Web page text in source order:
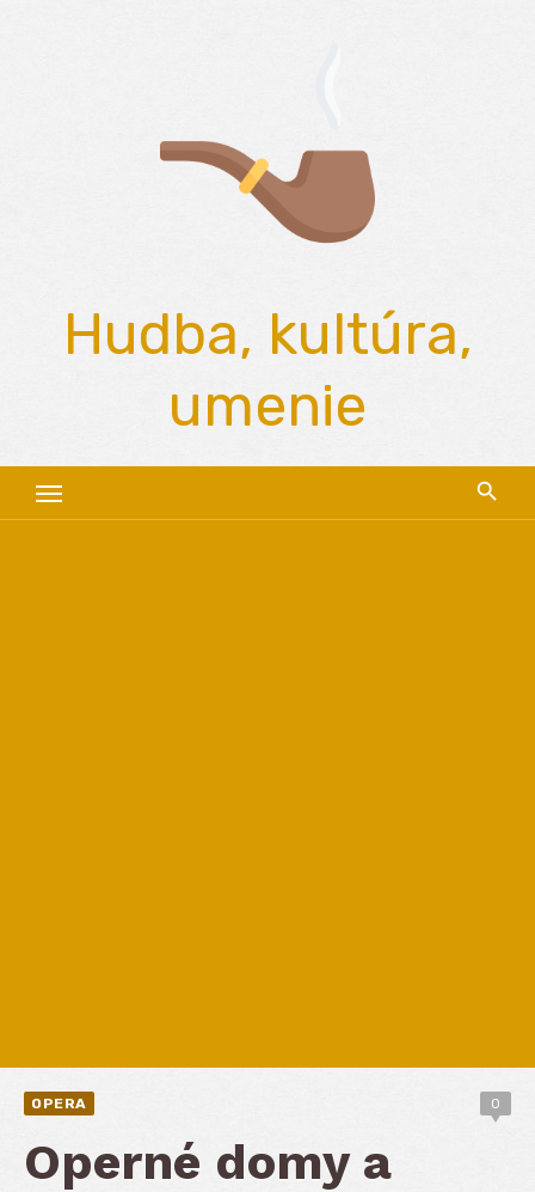
Hudba, kultúra,
umenie
OPERA 0
Operné domy a